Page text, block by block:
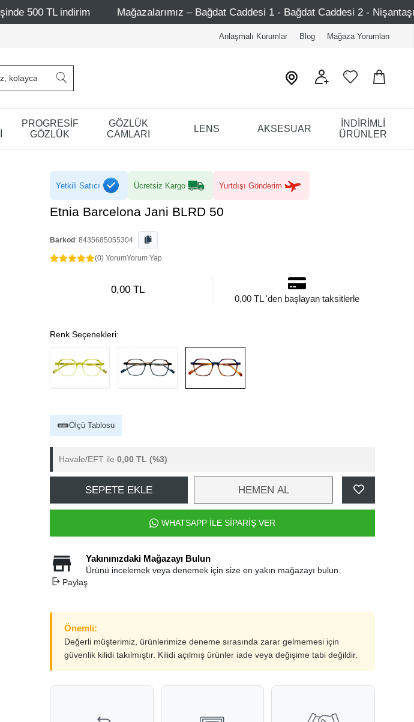
Mağazalarımız – Bağdat Caddesi 1 - Bağdat Caddesi 2 - Nişantaşı – Etiler – Ataşehir
Anlaşmalı Kurumlar Blog Mağaza Yorumları
PROGRESİF
GÖZLÜK
GÖZLÜK
CAMLARI
LENS AKSESUAR
İNDİRİMLİ
ÜRÜNLER
Yetkili Satıcı Ücretsiz Kargo Yurtdışı Gönderim
Etnia Barcelona Jani BLRD 50
Barkod : 8435685055304
(0) YorumYorum Yap
0,00 TL
0,00 TL 'den başlayan taksitlerle
Renk Seçenekleri:
Ölçü Tablosu
Havale/EFT ile 0,00 TL (%3)
SEPETE EKLE HEMEN AL
WHATSAPP İLE SİPARİŞ VER
Yakınınızdaki Mağazayı Bulun
Ürünü incelemek veya denemek için size en yakın mağazayı bulun.
Paylaş
Önemli:
Değerli müşterimiz, ürünlerimize deneme sırasında zarar gelmemesi için
güvenlik kilidi takılmıştır. Kilidi açılmış ürünler iade veya değişime tabi değildir.